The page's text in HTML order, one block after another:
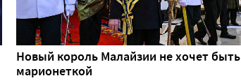
Новый король Малайзии не хочет быть
марионеткой